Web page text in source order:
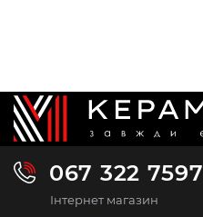
067 322 7597
Інтернет магазин